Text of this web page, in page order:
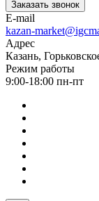
Заказать звонок
E-mail
kazan-
Адрес
Казань,
Режим работы
9:00-18:00 пн-пт